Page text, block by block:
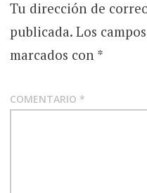
Tu dirección de
publicada. Los
marcados con *
COMENTARIO *